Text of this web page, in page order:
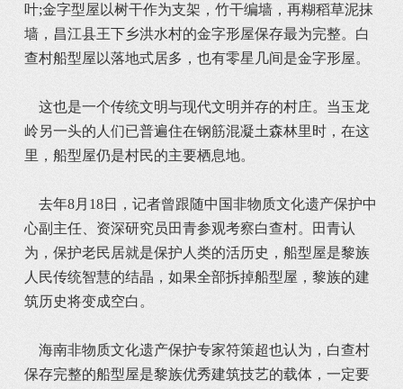
叶;金字型屋以树干作为支架，竹干编墙，再糊稻草泥抹
墙，昌江县王下乡洪水村的金字形屋保存最为完整。白
查村船型屋以落地式居多，也有零星几间是金字形屋。
这也是一个传统文明与现代文明并存的村庄。当玉龙
岭另一头的人们已普遍住在钢筋混凝土森林里时，在这
里，船型屋仍是村民的主要栖息地。
去年8月18日，记者曾跟随中国非物质文化遗产保护中
心副主任、资深研究员田青参观考察白查村。田青认
为，保护老民居就是保护人类的活历史，船型屋是黎族
人民传统智慧的结晶，如果全部拆掉船型屋，黎族的建
筑历史将变成空白。
海南非物质文化遗产保护专家符策超也认为，白查村
保存完整的船型屋是黎族优秀建筑技艺的载体，一定要